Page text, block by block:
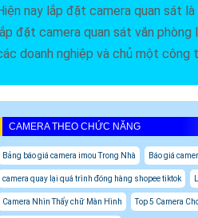
nay lắp đặt camera quan sát
đặt camera quan sát văn
doanh nghiệp và chủ một công
CAMERA THEO CHỨC NĂNG
Bảng báo giá camera imou Trong Nhà Báo giá
camera quay lại quá trình đóng hàng shopee tiktok
Camera Nhìn Thấy chữ Màn Hình Top 5 Camera